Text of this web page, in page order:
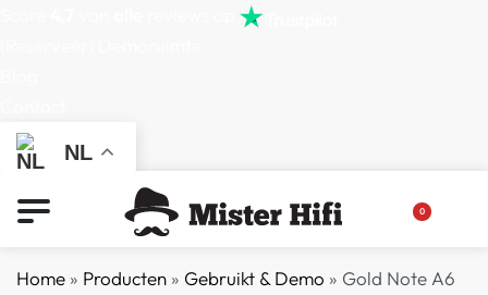
NL
0
Home » Producten » Gebruikt & Demo » Gold Note A6